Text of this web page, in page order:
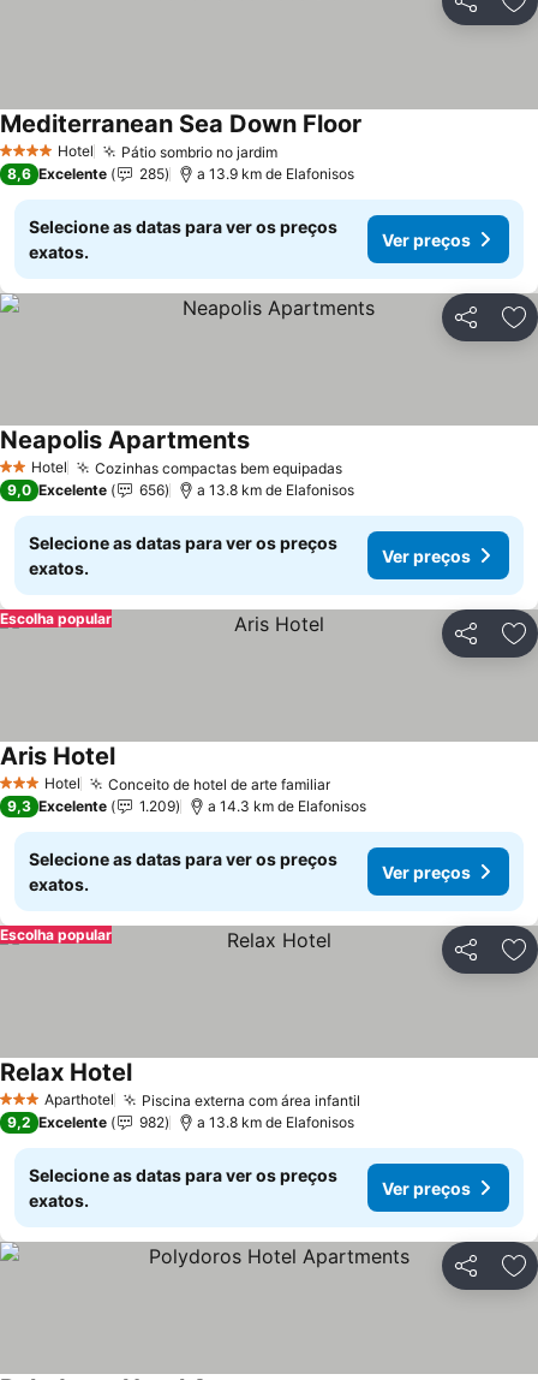
Partilhar
4 EstrelasHotel Pátio sombrio no jardimVer preços
Mediterranean Sea Down Floor
8,6 Excelente 285 a 13.9 km de Elafonisos
Selecione as datas para ver os preços
exatos.
Ver preços
Partilhar
2 Estrelas
Hotel Cozinhas compactas bem equipadasVer preços
Neapolis ApartmentsVer preços
9,0 Excelente 656 a 13.8 km de Elafonisos
Selecione as datas para ver os preços
exatos.
Ver preços
Partilhar
Escolha popular
3 EstrelasHotel Conceito de hotel de arte familiarVer preços
Aris HotelVer preços
9,3 Excelente 1.209 a 14.3 km de Elafonisos
Selecione as datas para ver os preços
exatos.
Ver preços
Partilhar
Escolha popular
3 EstrelasAparthotel Piscina externa com área infantil
Relax HotelVer preços
9,2 Excelente 982 a 13.8 km de Elafonisos
Selecione as datas para ver os preços
exatos.
Ver preços
Partilhar